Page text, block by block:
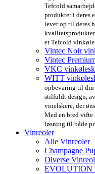
Tefcold
produkter i deres
lever op til deres
et Tefcold
Vintec Noir
Vintec
VKC
WITT
opbevaring til
stilfuldt design,
vinelskere, der
Med en bred
løsning til både
Vinreoler
Alle Vinreoler
Champagne
Diverse
EVOLUTION